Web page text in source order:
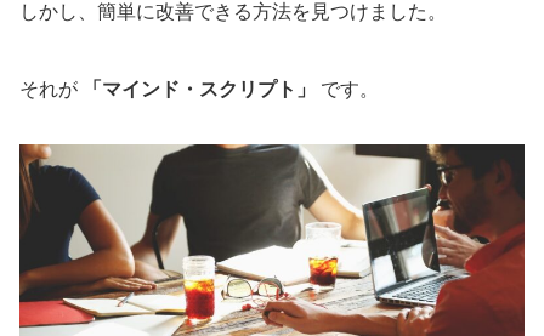
しかし、簡単に改善できる方法を見つけました。
それが 「マインド・スクリプト」 です。